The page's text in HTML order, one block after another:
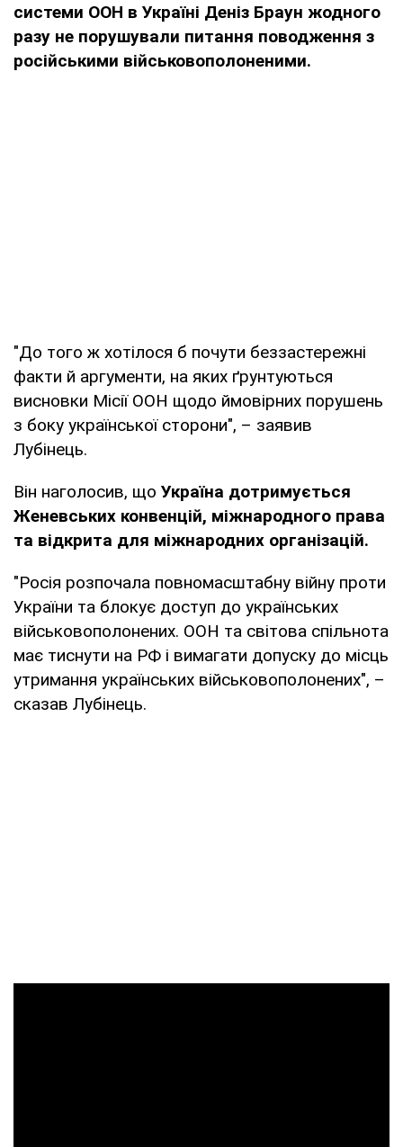
системи ООН в Україні Деніз Браун жодного
разу не порушували питання поводження з
російськими військовополоненими.
"До того ж хотілося б почути беззастережні
факти й аргументи, на яких ґрунтуються
висновки Місії ООН щодо ймовірних порушень
з боку української сторони", – заявив
Лубінець.
Він наголосив, що Україна дотримується
Женевських конвенцій, міжнародного права
та відкрита для міжнародних організацій.
"Росія розпочала повномасштабну війну проти
України та блокує доступ до українських
військовополонених. ООН та світова спільнота
має тиснути на РФ і вимагати допуску до місць
утримання українських військовополонених", –
сказав Лубінець.